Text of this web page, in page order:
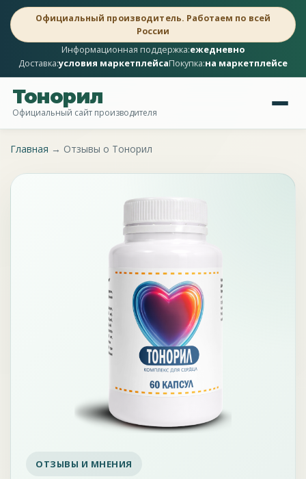
Официальный производитель. Работаем по всей
России
Информационная поддержка:ежедневно
Доставка:условия маркетплейсаПокупка:на маркетплейсе
Тонорил
Официальный сайт производителя
Главная → Отзывы о Тонорил
ОТЗЫВЫ И МНЕНИЯ